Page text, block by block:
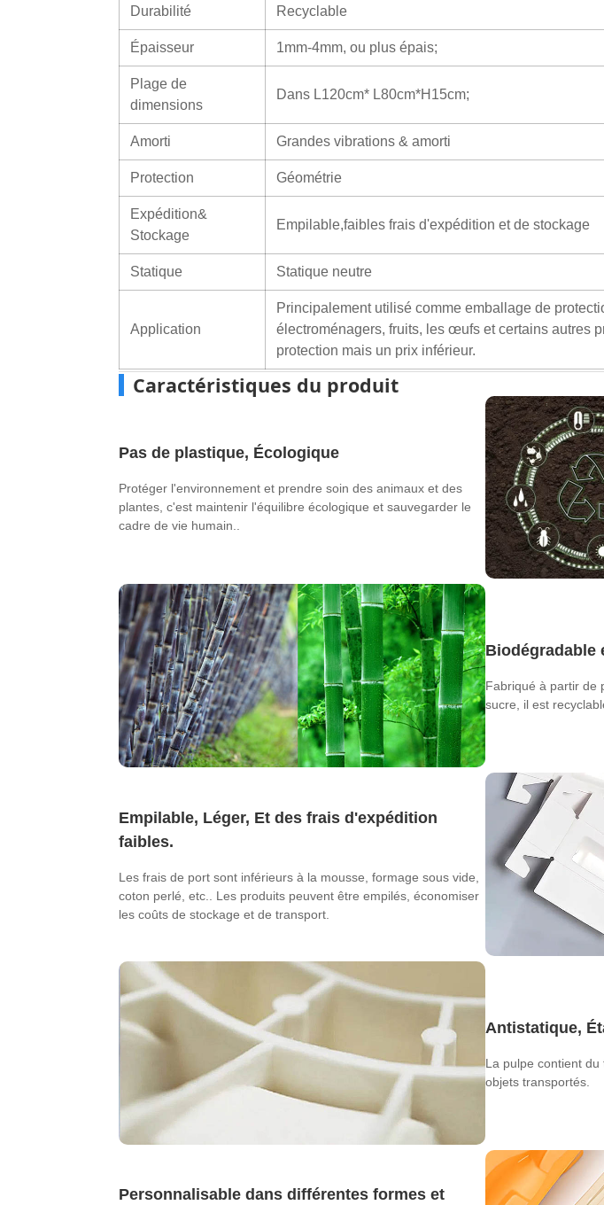
Durabilité Recyclable
Épaisseur 1mm-4mm, ou plus épais;
Plage de
dimensions
Dans L120cm* L80cm*H15cm;
Amorti Grandes vibrations & amorti
Protection Géométrie
Expédition&
Stockage
Empilable,faibles frais d'expédition et de stockage
Statique Statique neutre
Application
Principalement utilisé comme emballage de
électroménagers, fruits, les œufs et certains autres
protection mais un prix inférieur.
Caractéristiques du produit
Pas de plastique, Écologique
Protéger l'environnement et prendre soin des animaux et des
plantes, c'est maintenir l'équilibre écologique et sauvegarder le
cadre de vie humain..
Biodégradable
Fabriqué à partir de
sucre, il est
Empilable, Léger, Et des frais d'expédition
faibles.
Les frais de port sont inférieurs à la mousse, formage sous vide,
coton perlé, etc.. Les produits peuvent être empilés, économiser
les coûts de stockage et de transport.
Antistatique,
La pulpe contient
objets transportés.
Personnalisable dans différentes formes et